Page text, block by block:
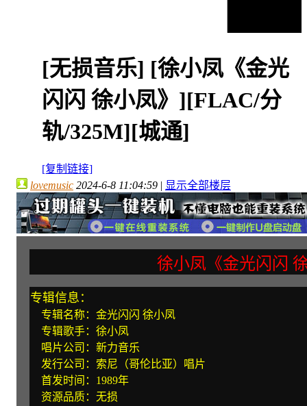
[无损音乐] [徐小凤《金光
闪闪 徐小凤》][FLAC/分
轨/325M][城通]
[复制链接]
lovemusic 2024-6-8 11:04:59 | 显示全部楼层
徐小凤《金光闪闪
专辑信息：
专辑名称：金光闪闪 徐小凤
专辑歌手：徐小凤
唱片公司：新力音乐
发行公司：索尼（哥伦比亚）唱片
首发时间：1989年
资源品质：无损